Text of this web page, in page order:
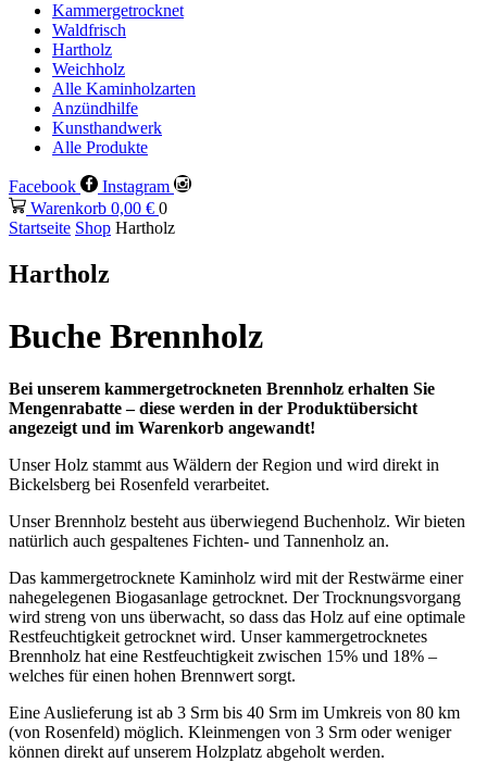
Kammergetrocknet
Waldfrisch
Hartholz
Weichholz
Alle Kaminholzarten
Anzündhilfe
Kunsthandwerk
Alle Produkte
Facebook
Instagram
Warenkorb 0,00 € 0
Startseite Shop Hartholz
Hartholz
Buche Brennholz
Bei unserem kammergetrockneten Brennholz erhalten Sie
Mengenrabatte – diese werden in der Produktübersicht
angezeigt und im Warenkorb angewandt!
Unser Holz stammt aus Wäldern der Region und wird direkt in
Bickelsberg bei Rosenfeld verarbeitet.
Unser Brennholz besteht aus überwiegend Buchenholz. Wir bieten
natürlich auch gespaltenes Fichten- und Tannenholz an.
Das kammergetrocknete Kaminholz wird mit der Restwärme einer
nahegelegenen Biogasanlage getrocknet. Der Trocknungsvorgang
wird streng von uns überwacht, so dass das Holz auf eine optimale
Restfeuchtigkeit getrocknet wird. Unser kammergetrocknetes
Brennholz hat eine Restfeuchtigkeit zwischen 15% und 18% –
welches für einen hohen Brennwert sorgt.
Eine Auslieferung ist ab 3 Srm bis 40 Srm im Umkreis von 80 km
(von Rosenfeld) möglich. Kleinmengen von 3 Srm oder weniger
können direkt auf unserem Holzplatz abgeholt werden.